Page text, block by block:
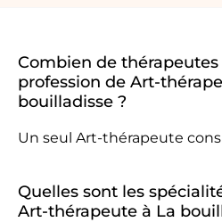
Combien de
profession de Art-
bouilladisse ?
Un seul Art-thérapeute
Quelles sont les
Art-thérapeute à La